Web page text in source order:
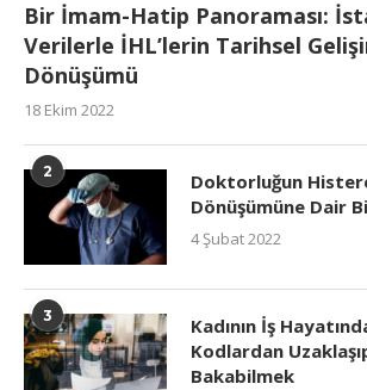
Bir İmam-Hatip Panoraması:
Verilerle İHL’lerin Tarihsel
Dönüşümü
18 Ekim 2022
2
Doktorluğun
Dönüşümüne Dair
4 Şubat 2022
3
Kadının İş
Kodlardan
Bakabilmek